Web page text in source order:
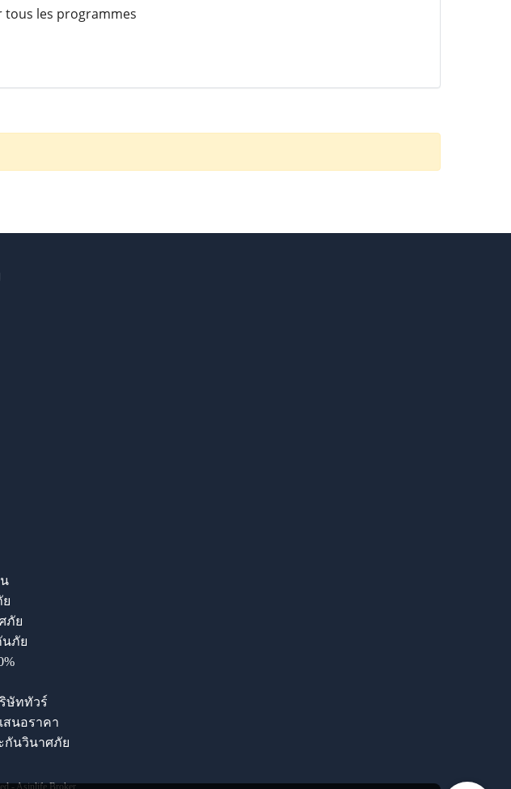
tous les programmes
ย
ภัย
นภัย
ษัททัวร์
นอราคา
กันวินาศภัย
- Asinlife Broker